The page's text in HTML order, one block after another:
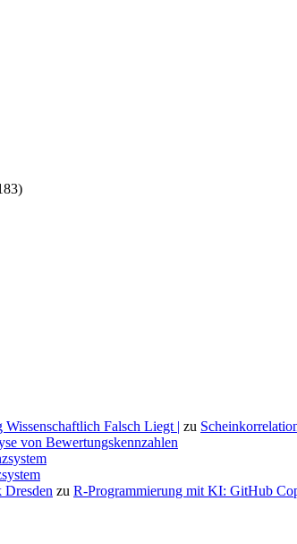
Falsch Liegt | zu
von Bewertungskennzahlen
Dresden zu R-Programmierung mit KI: GitHub